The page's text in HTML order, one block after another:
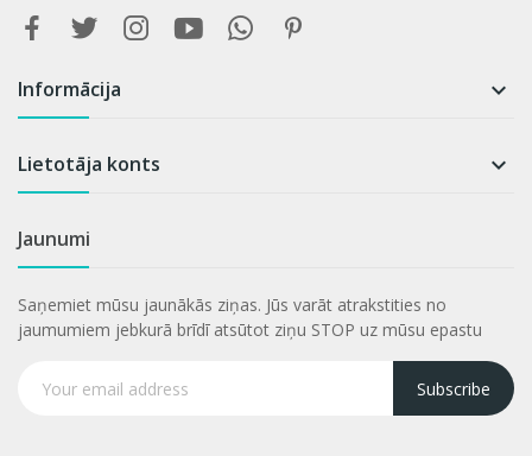
Informācija 
Lietotāja konts 
Jaunumi
Saņemiet mūsu jaunākās ziņas. Jūs varāt atrakstities no
jaumumiem jebkurā brīdī atsūtot ziņu STOP uz mūsu epastu
Subscribe